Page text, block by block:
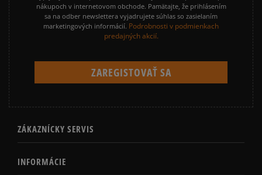
nákupoch v internetovom obchode. Pamätajte, že prihlásením
sa na odber newslettera vyjadrujete súhlas so zasielaním
marketingových informácií. Podrobnosti v podmienkach
predajných akcií.
ZÁKAZNÍCKY SERVIS
INFORMÁCIE